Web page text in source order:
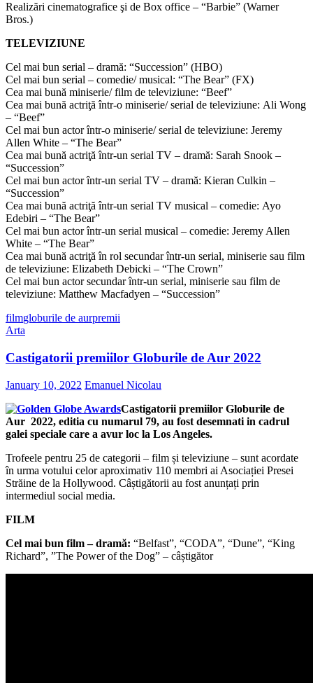
Realizări cinematografice şi de Box office – “Barbie” (Warner
Bros.)
TELEVIZIUNE
Cel mai bun serial – dramă: “Succession” (HBO)
Cel mai bun serial – comedie/ musical: “The Bear” (FX)
Cea mai bună miniserie/ film de televiziune: “Beef”
Cea mai bună actriţă într-o miniserie/ serial de televiziune: Ali Wong
– “Beef”
Cel mai bun actor într-o miniserie/ serial de televiziune: Jeremy
Allen White – “The Bear”
Cea mai bună actriţă într-un serial TV – dramă: Sarah Snook –
“Succession”
Cel mai bun actor într-un serial TV – dramă: Kieran Culkin –
“Succession”
Cea mai bună actriţă într-un serial TV musical – comedie: Ayo
Edebiri – “The Bear”
Cel mai bun actor într-un serial musical – comedie: Jeremy Allen
White – “The Bear”
Cea mai bună actriţă în rol secundar într-un serial, miniserie sau film
de televiziune: Elizabeth Debicki – “The Crown”
Cel mai bun actor secundar într-un serial, miniserie sau film de
televiziune: Matthew Macfadyen – “Succession”
filmgloburile de aurpremii
Arta
Castigatorii premiilor Globurile de Aur 2022
January 10, 2022 Emanuel Nicolau
Castigatorii premiilor Globurile de
Aur 2022, editia cu numarul 79, au fost desemnati in cadrul
galei speciale care a avur loc la Los Angeles.
Trofeele pentru 25 de categorii – film și televiziune – sunt acordate
în urma votului celor aproximativ 110 membri ai Asociației Presei
Străine de la Hollywood. Câștigătorii au fost anunțați prin
intermediul social media.
FILM
Cel mai bun film – dramă: “Belfast”, “CODA”, “Dune”, “King
Richard”, ”The Power of the Dog” – câștigător